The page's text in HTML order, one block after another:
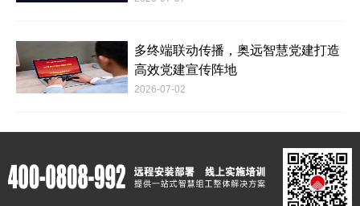
多终端联动传播，奥远智慧党建打造
高效党建宣传阵地
2026-07-02